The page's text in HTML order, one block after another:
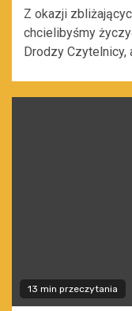
Z okazji
chcielibyśmy
Drodzy Czytelnicy,
13 min przeczytania